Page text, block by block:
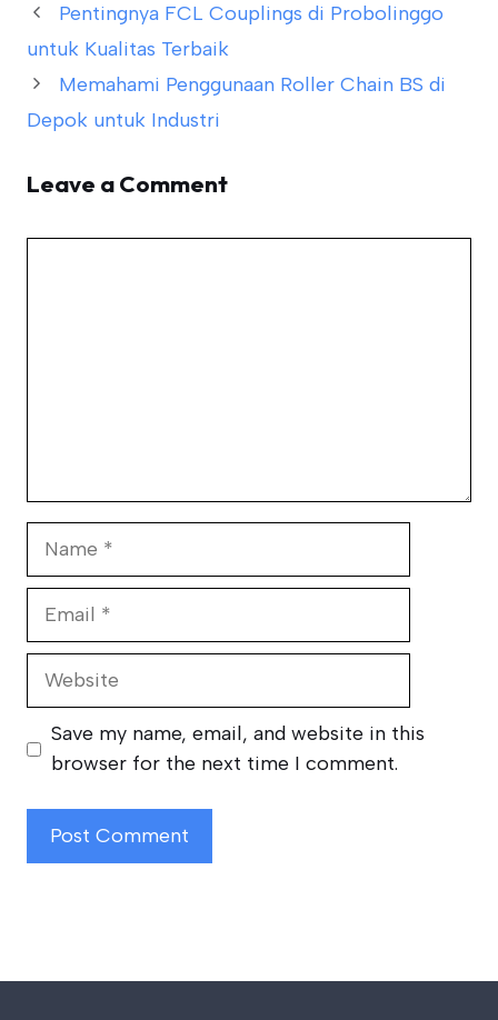
Pentingnya FCL Couplings di Probolinggo
untuk Kualitas Terbaik
Memahami Penggunaan Roller Chain BS di
Depok untuk Industri
Leave a Comment
Website
Save my name, email, and website in this
browser for the next time I comment.